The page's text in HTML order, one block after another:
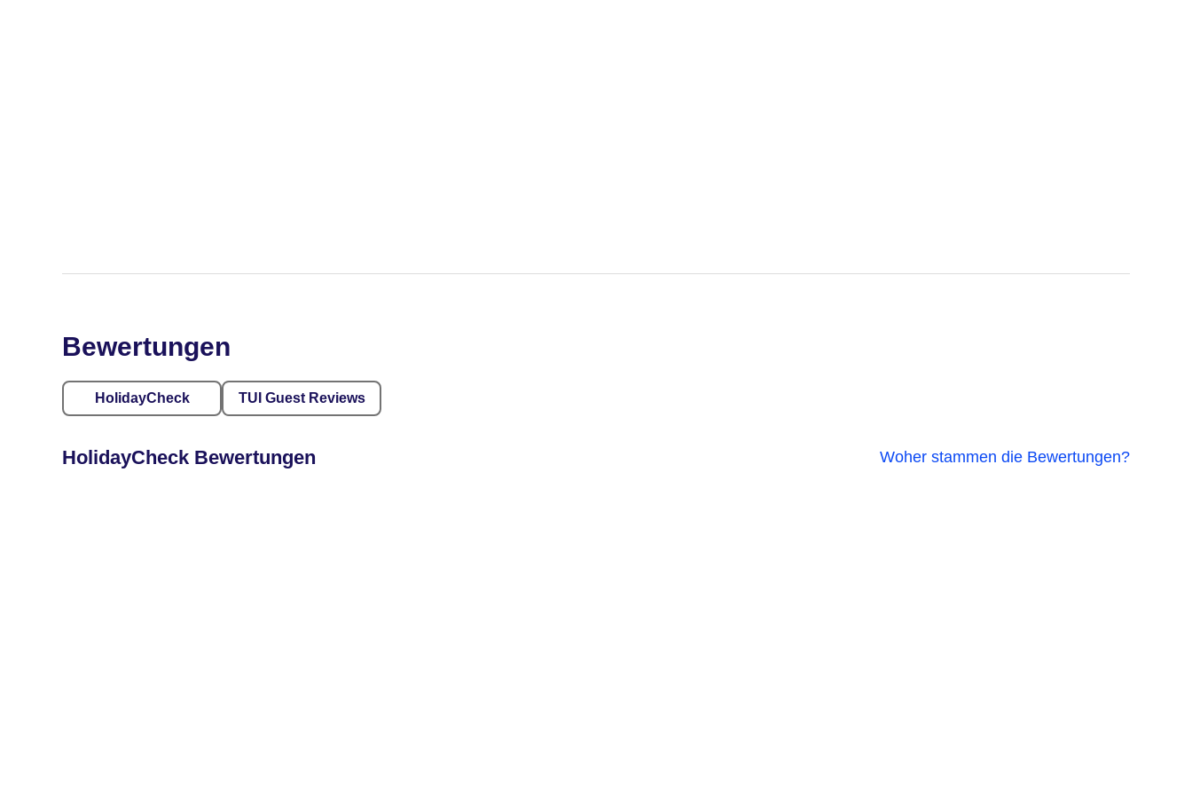
Bewertungen
HolidayCheck TUI Guest Reviews
HolidayCheck Bewertungen Woher stammen die Bewertungen?